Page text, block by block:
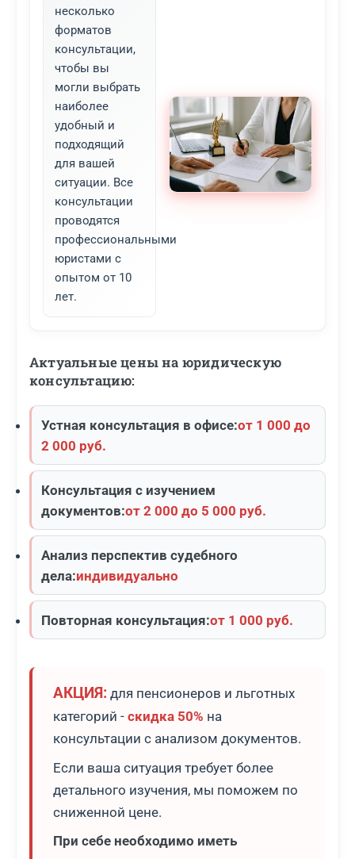
несколько
форматов
консультации,
чтобы вы
могли выбрать
наиболее
удобный и
подходящий
для вашей
ситуации. Все
консультации
проводятся
профессиональными
юристами с
опытом от 10
лет.
Актуальные цены на юридическую
консультацию:
Устная консультация в офисе:от 1 000 до
2 000 руб.
Консультация с изучением
документов:от 2 000 до 5 000 руб.
Анализ перспектив судебного
дела:индивидуально
Повторная консультация:от 1 000 руб.
АКЦИЯ: для пенсионеров и льготных
категорий - скидка 50% на
консультации с анализом документов.
Если ваша ситуация требует более
детального изучения, мы поможем по
сниженной цене.
При себе необходимо иметь